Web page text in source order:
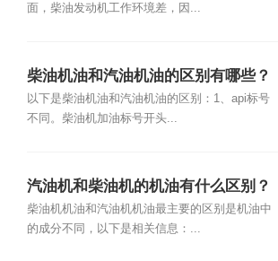
面，柴油发动机工作环境差，因...
柴油机油和汽油机油的区别有哪些？
以下是柴油机油和汽油机油的区别：1、api标号
不同。柴油机加油标号开头...
汽油机和柴油机的机油有什么区别？
柴油机机油和汽油机机油最主要的区别是机油中
的成分不同，以下是相关信息：...